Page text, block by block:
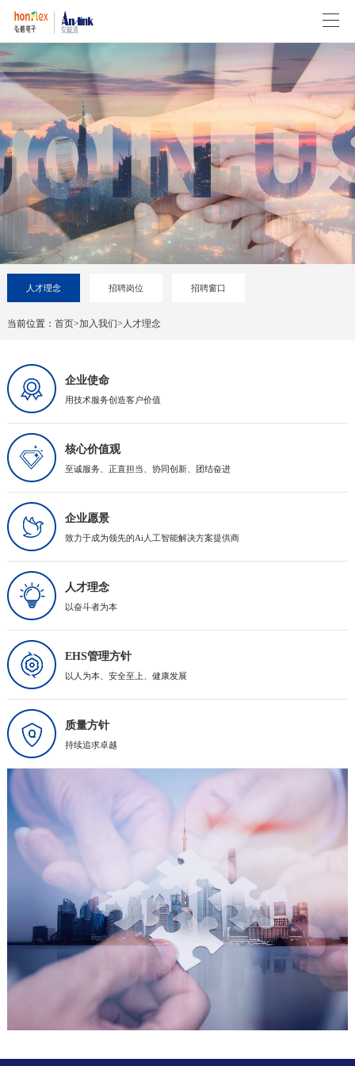
人才理念 招聘岗位 招聘窗口
当前位置： 首页>加入我们> 人才理念
企业使命
用技术服务创造客户价值
核心价值观
至诚服务、正直担当、协同创新、团结奋进
企业愿景
致力于成为领先的Ai人工智能解决方案提供商
人才理念
以奋斗者为本
EHS管理方针
以人为本、安全至上、健康发展
质量方针
持续追求卓越